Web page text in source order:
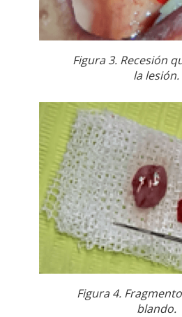
Figura 3. Recesión
la lesión.
Figura 4.
blando.